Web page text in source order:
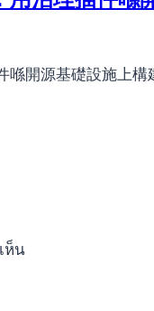
喺開源基礎設施上
ห็น